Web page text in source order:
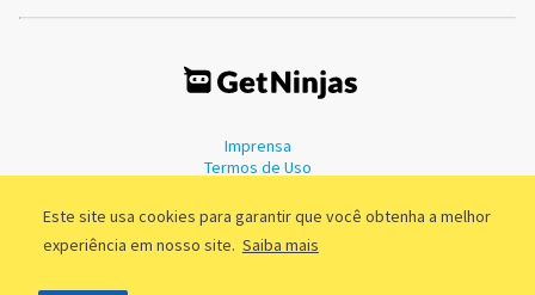
Este site usa cookies para garantir que você obtenha a melhor
experiência em nosso site. Saiba mais
Imprensa
Termos de Uso
©2011 - 2026, GetNinjas LTDA. CNPJ 55.744.877/0001-89 - Rua Dr.